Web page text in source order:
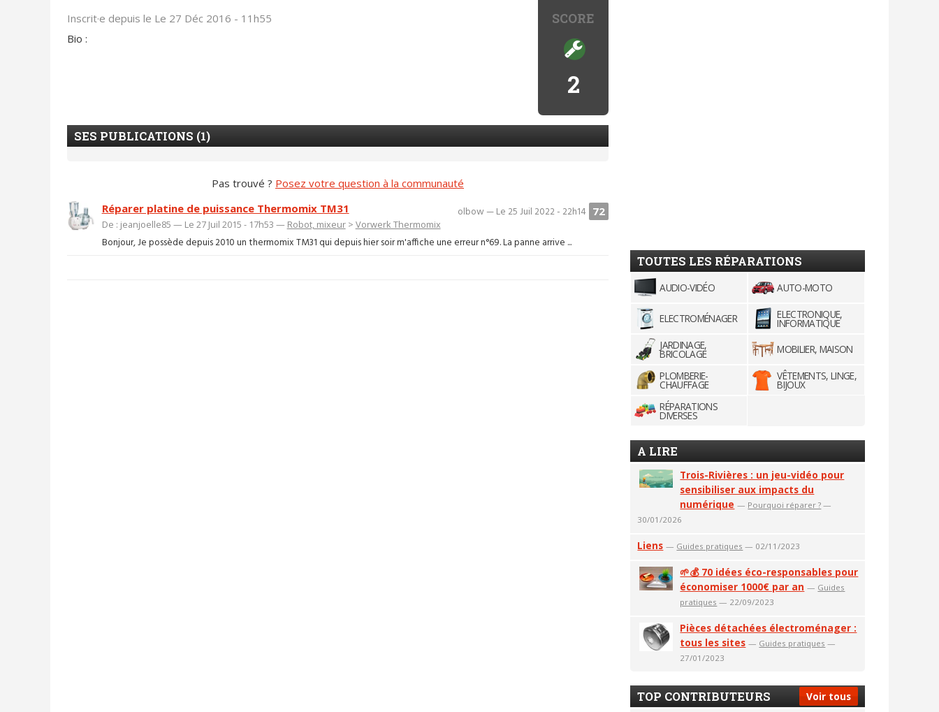
SCORE
2
Inscrit·e depuis le Le 27 Déc 2016 - 11h55
Bio :
SES PUBLICATIONS (1)
Pas trouvé ? Posez votre question à la communauté
72
olbow — Le 25 Juil 2022 - 22h14
Réparer platine de puissance Thermomix TM31
De : jeanjoelle85 — Le 27 Juil 2015 - 17h53 — Robot, mixeur> Vorwerk Thermomix
Bonjour, Je possède depuis 2010 un thermomix TM31 qui depuis hier soir m'affiche une erreur n°69. La panne arrive ...
TOUTES LES RÉPARATIONS
AUDIO-VIDÉO AUTO-MOTO
ELECTROMÉNAGER ELECTRONIQUE,
INFORMATIQUE
JARDINAGE,
BRICOLAGE
MOBILIER, MAISON
PLOMBERIE-
CHAUFFAGE
VÊTEMENTS, LINGE,
BIJOUX
RÉPARATIONS
DIVERSES
A LIRE
Trois-Rivières : un jeu-vidéo pour
sensibiliser aux impacts du
numérique — Pourquoi réparer ? —
30/01/2026
Liens — Guides pratiques — 02/11/2023
🌱💰 70 idées éco-responsables pour
économiser 1000€ par an — Guides
pratiques — 22/09/2023
Pièces détachées électroménager :
tous les sites — Guides pratiques —
27/01/2023
Voir tous
TOP CONTRIBUTEURS